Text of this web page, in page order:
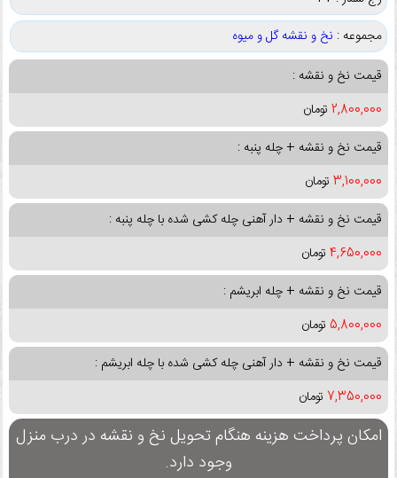
مجموعه : نخ و نقشه گل و میوه
قیمت نخ و نقشه :
2,800,000 تومان
قیمت نخ و نقشه + چله پنبه :
3,100,000 تومان
قیمت نخ و نقشه + دار آهنی چله کشی شده با چله پنبه :
4,650,000 تومان
قیمت نخ و نقشه + چله ابریشم :
5,800,000 تومان
قیمت نخ و نقشه + دار آهنی چله کشی شده با چله ابریشم :
7,350,000 تومان
امکان پرداخت هزینه هنگام تحویل نخ و نقشه در درب منزل
وجود دارد.